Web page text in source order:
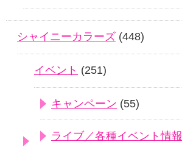
シャイニーカラーズ (448)
イベント (251)
キャンペーン (55)
ライブ／各種イベント情報